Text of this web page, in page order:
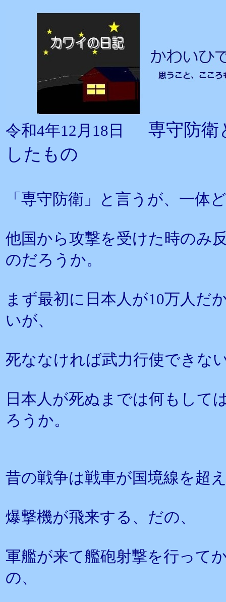
令和4年12月18日
専守防
したもの
「専守防衛」と言うが、一体
他国から攻撃を受けた時のみ
のだろうか。
まず最初に日本人が10万人だ
いが、
死ななければ武力行使できな
日本人が死ぬまでは何もして
ろうか。
昔の戦争は戦車が国境線を超
爆撃機が飛来する、だの、
軍艦が来て艦砲射撃を行って
の、